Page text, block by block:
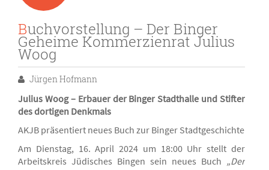
Buchvorstellung – Der Binger
Geheime Kommerzienrat Julius
Woog
Jürgen Hofmann
Julius Woog – Erbauer der Binger Stadthalle und Stifter
des dortigen Denkmals
AKJB präsentiert neues Buch zur Binger Stadtgeschichte
Am Dienstag, 16. April 2024 um 18:00 Uhr stellt der
Arbeitskreis Jüdisches Bingen sein neues Buch „Der